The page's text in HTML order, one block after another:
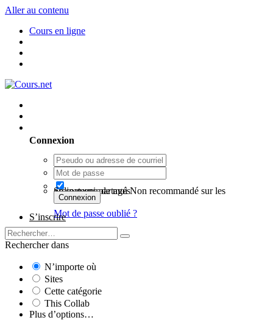
Aller au contenu
Cours en ligne
Connexion
Se souvenir de moi
Non recommandé sur les ordinateurs partagés
Connexion
Mot de passe oublié ?
S’inscrire
Rechercher dans
N’importe où
Sites
Cette catégorie
This Collab
Plus d’options…